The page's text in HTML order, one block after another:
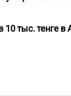
тыс. тенге в